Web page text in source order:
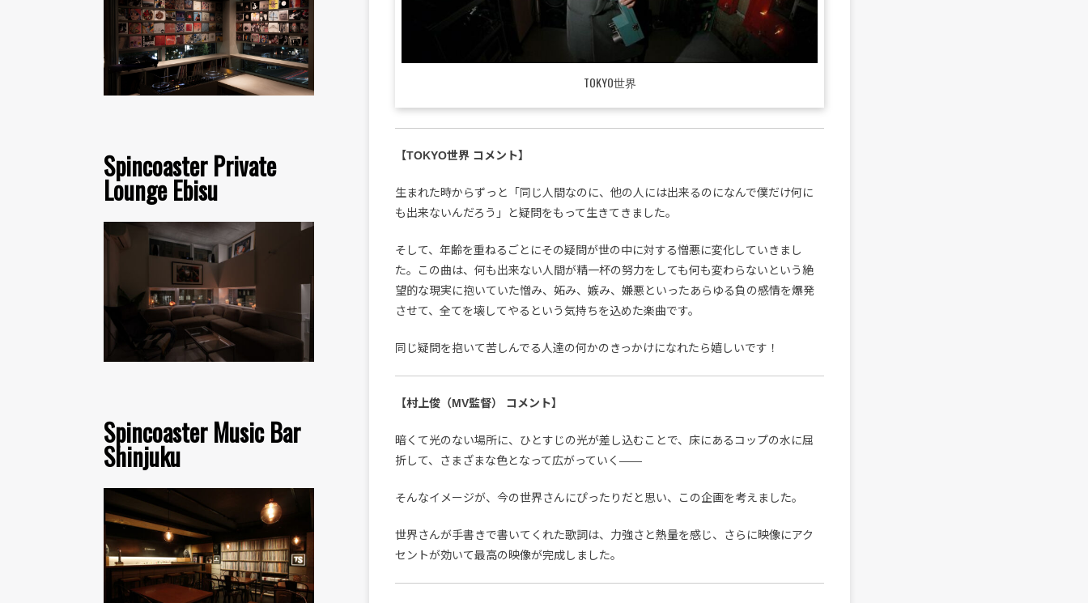
Spincoaster Private
Lounge Ebisu
Spincoaster Music Bar
Shinjuku
TOKYO世界
【TOKYO世界 コメント】
生まれた時からずっと「同じ人間なのに、他の人には出来るのになんで僕だけ何に
も出来ないんだろう」と疑問をもって生きてきました。
そして、年齢を重ねるごとにその疑問が世の中に対する憎悪に変化していきまし
た。この曲は、何も出来ない人間が精一杯の努力をしても何も変わらないという絶
望的な現実に抱いていた憎み、妬み、嫉み、嫌悪といったあらゆる負の感情を爆発
させて、全てを壊してやるという気持ちを込めた楽曲です。
同じ疑問を抱いて苦しんでる人達の何かのきっかけになれたら嬉しいです！
【村上俊（MV監督） コメント】
暗くて光のない場所に、ひとすじの光が差し込むことで、床にあるコップの水に屈
折して、さまざまな色となって広がっていく——
そんなイメージが、今の世界さんにぴったりだと思い、この企画を考えました。
世界さんが手書きで書いてくれた歌詞は、力強さと熱量を感じ、さらに映像にアク
セントが効いて最高の映像が完成しました。